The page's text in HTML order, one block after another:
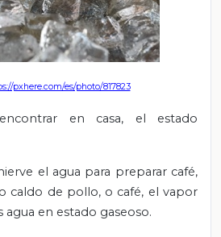
pxhere.com/es/photo/817823
en casa, el estado
el agua para preparar café,
caldo de pollo, o café, el vapor
agua en estado gaseoso.